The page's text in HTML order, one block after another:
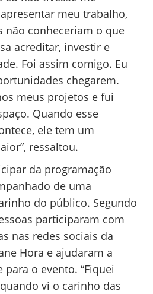
meu trabalho,
não conheceriam o que
acreditar, investir e
Foi assim comigo. Eu
chegarem.
meus projetos e fui
Quando esse
ele tem um
ressaltou.
da programação
de uma
do público. Segundo
participaram com
nas redes sociais da
Hora e ajudaram a
o evento. “Fiquei
vi o carinho das